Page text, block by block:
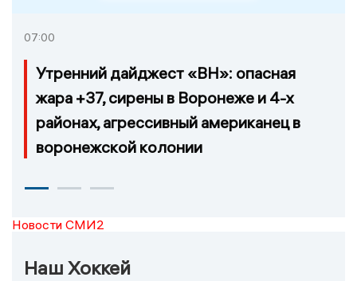
07:00
Утренний дайджест «ВН»: опасная
жара +37, сирены в Воронеже и 4-х
районах, агрессивный американец в
воронежской колонии
Новости СМИ2
Наш Хоккей